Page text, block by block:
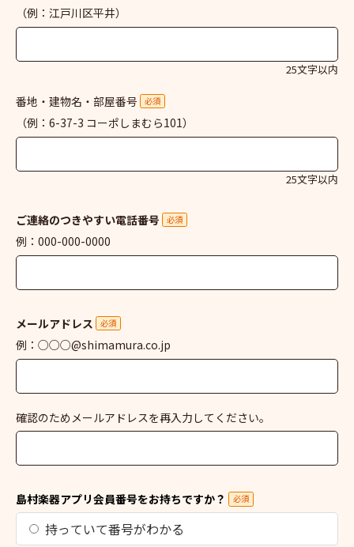
（例：江戸川区平井）
25文字以内
番地・建物名・部屋番号 必須
（例：6-37-3 コーポしまむら101）
25文字以内
ご連絡のつきやすい電話番号 必須
例：000-000-0000
メールアドレス 必須
例：○○○@shimamura.co.jp
確認のためメールアドレスを再入力してください。
島村楽器アプリ会員番号をお持ちですか？ 必須
持っていて番号がわかる